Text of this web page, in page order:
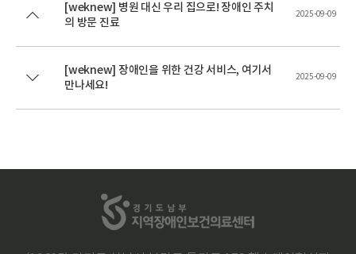
[weknew] 병원 대신 우리 집으로! 장애인 주치
의 방문 진료
2025-09-09
[weknew] 장애인을 위한 건강 서비스, 여기서
만나세요!
2025-09-09